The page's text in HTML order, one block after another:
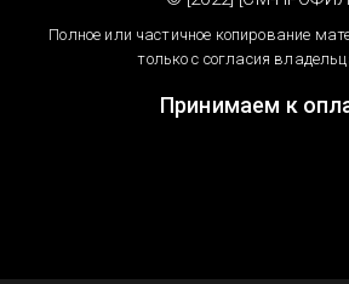
Полное или частичное копирование
только с согласия
Принимаем к